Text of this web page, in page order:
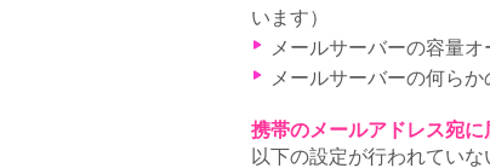
います）
メールサーバーの容量オ
メールサーバーの何ら
携帯のメールアドレス宛に
以下の設定が行われていな